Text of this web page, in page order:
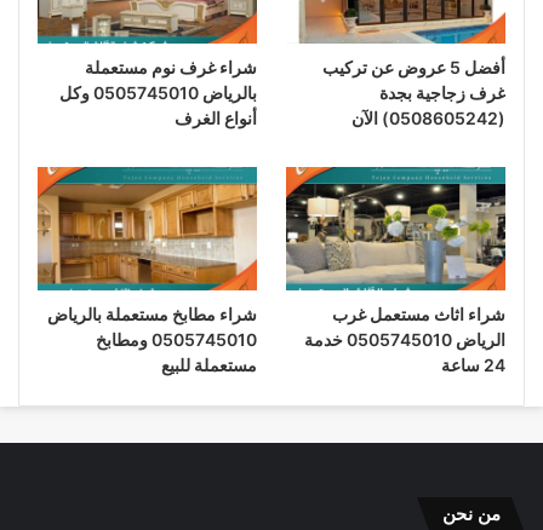
أفضل 5 عروض عن تركيب
غرف زجاجية بجدة
(0508605242) الآن
شراء غرف نوم مستعملة
بالرياض 0505745010 وكل
أنواع الغرف
شراء اثاث مستعمل غرب
الرياض 0505745010 خدمة
24 ساعة
شراء مطابخ مستعملة بالرياض
0505745010 ومطابخ
مستعملة للبيع
من نحن